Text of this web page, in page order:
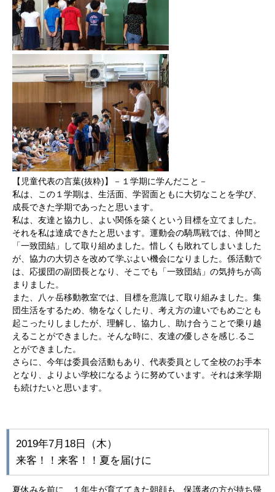
【児童代表の言葉(抜粋)】－１学期に学んだこと－
私は、この１学期は、生活面、学習面ともに大切なことを学び、
成長できた学期であったと思います。
私は、友達と協力し、よい関係を築くという目標を立てました。
それを私は達成できたと思います。運動会の騎馬戦では、仲間と
「一致団結」して取り組めました。惜しくも敗れてしまいました
が、協力の大切さを改めて学ぶよい機会になりました。係活動で
は、応援団の副団長となり、そこでも「一致団結」の気持ちが高
まりました。
また、八ヶ岳移動教室では、目標を意識して取り組みました。集
団生活をするため、物をなくしたり、考え方の違いでもめごとも
起こったりしましたが、理解し、協力し、助け合うことで乗り越
えることができました。そんな時に、友達の優しさを感じ.るこ
とができました。
さらに、今年は委員会活動もあり、代表委員として全校のお手本
となり、よりよい学校になるように努めています。それは来学期
も続けたいと思います。
2019年7月18日（木）
来客！！来客！！夏を届けに
夏休みを前に、１年生が育ててきた朝顔も、保護者の方が持ち帰